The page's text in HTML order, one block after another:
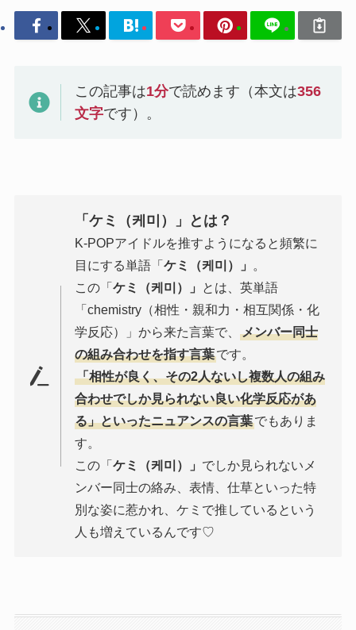
この記事は1分で読めます（本文は356
文字です）。
「ケミ（케미）」 とは？
K-POPアイドルを推すようになると頻繁に
目にする単語「ケミ（케미）」
。
この「ケミ（케미）」
とは、英単語
「chemistry（相性・親和力・相互関係・化
学反応）」から来た言葉で、メンバー同士
の組み合わせを指す言葉です。
「相性が良く、その2人ないし複数人の組み
合わせでしか見られない良い化学反応があ
る」といったニュアンスの言葉でもありま
す。
この「ケミ（케미）」 でしか見られないメ
ンバー同士の絡み、表情、仕草といった特
別な姿に惹かれ、ケミで推しているという
人も増えているんです♡